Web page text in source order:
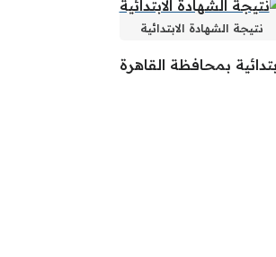
نتيجة الشهادة الابتدائية
بمحافظة القاهرة